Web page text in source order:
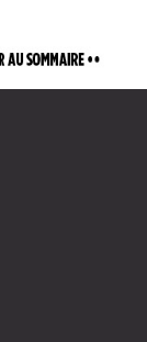
Ouvert de
Entrée :